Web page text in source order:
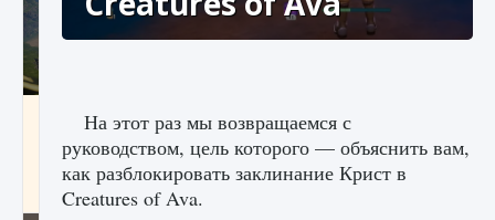
Как исправить ошибку Palworld «Идет
сохранение мира — Невозможно начать
сохранение данных мира»
9 августа 2024
На этот раз мы возвращаемся с
руководством, цель которого — объяснить вам,
как разблокировать заклинание Крист в
Creatures of Ava.